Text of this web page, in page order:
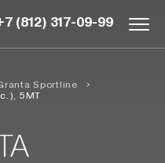
(812) 317-09-99
Sportline
5МТ